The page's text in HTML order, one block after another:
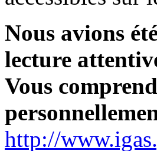
Nous avions
lecture
Vous
http://